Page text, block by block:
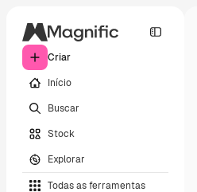
Criar
Início
Buscar
Stock
Explorar
Todas as ferramentas